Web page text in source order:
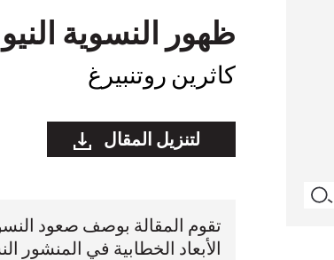
ظهور النسوية
كاثرين روتنبيرغ
لتنزيل المقال
تقوم المقالة بوصف صعود
الأبعاد الخطابية في